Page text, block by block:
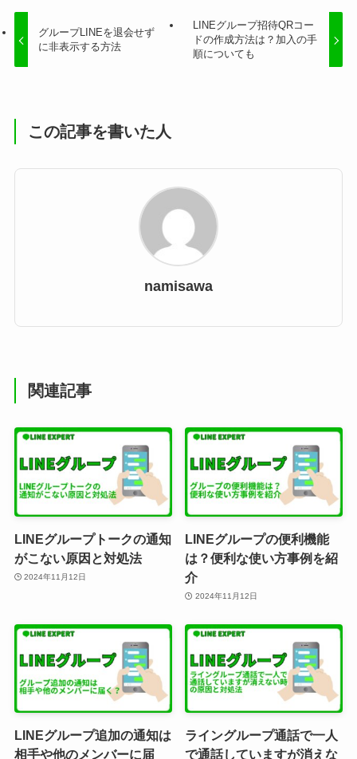
グループLINEを退会せず
に非表示する方法
LINEグループ招待QRコー
ドの作成方法は？加入の手
順についても
この記事を書いた人
namisawa
関連記事
LINEグループトークの通知
がこない原因と対処法
2024年11月12日
LINEグループの便利機能
は？便利な使い方事例を紹
介
2024年11月12日
LINEグループ追加の通知は
相手や他のメンバーに届
ライングループ通話で一人
で通話していますが消えな